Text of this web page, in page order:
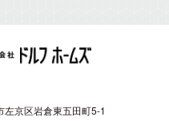
左京区岩倉東五田町5-1